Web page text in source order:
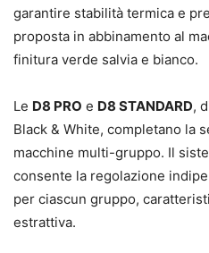
garantire stabilità termica e
proposta in abbinamento al
finitura verde salvia e bianco.
Le D8 PRO e D8 STANDARD,
Black & White, completano la
macchine multi-gruppo. Il
consente la regolazione
per ciascun gruppo,
estrattiva.